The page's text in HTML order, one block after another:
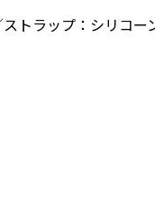
トラップ：シリコー